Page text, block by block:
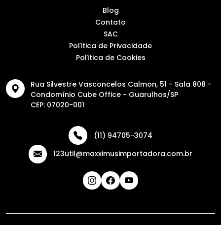
Blog
Contato
SAC
Política de Privacidade
Política de Cookies
Rua Silvestre Vasconcelos Calmon, 51 - Sala 808 -
Condomínio Cube Office - Guarulhos/SP
CEP: 07020-001
(11) 94705-3074
123util@maxximusimportadora.com.br